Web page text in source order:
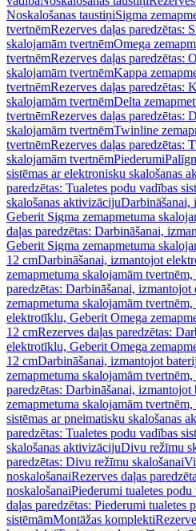
Noskalošanas taustiņiSigma
tvertnēmRezerves daļas paredzētas:
skalojamām tvertnēmOmega
tvertnēmRezerves daļas paredzētas:
skalojamām tvertnēmKappa
tvertnēmRezerves daļas paredzētas:
skalojamām tvertnēmDelta
tvertnēmRezerves daļas paredzētas:
skalojamām tvertnēmTwinline
tvertnēmRezerves daļas paredzētas:
skalojamām tvertnēmPiederumi
sistēmas ar elektronisku skalošanas
paredzētas: Tualetes podu vadības
skalošanas aktivizācijuDarbināšanai,
Geberit Sigma zemapmetuma
daļas paredzētas: Darbināšanai,
Geberit Sigma zemapmetuma
12 cmDarbināšanai, izmantojot
zemapmetuma skalojamām tvertnēm,
paredzētas: Darbināšanai,
zemapmetuma skalojamām tvertnēm,
elektrotīklu, Geberit Omega
12 cmRezerves daļas paredzētas:
elektrotīklu, Geberit Omega
12 cmDarbināšanai, izmantojot
zemapmetuma skalojamām
paredzētas: Darbināšanai,
zemapmetuma skalojamām
sistēmas ar pneimatisku skalošanas
paredzētas: Tualetes podu vadības
skalošanas aktivizācijuDivu režīmu
paredzētas: Divu režīmu skalošanai
noskalošanaiRezerves daļas
noskalošanaiPiederumi tualetes podu
daļas paredzētas: Piederumi tualetes
sistēmāmMontāžas komplekti